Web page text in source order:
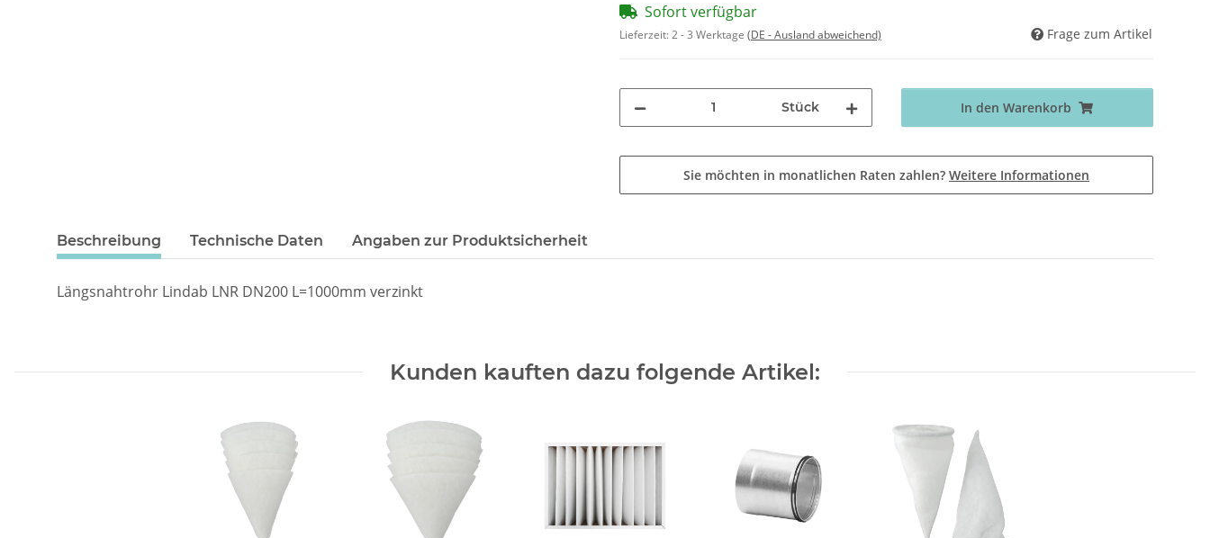
Sofort verfügbar
Lieferzeit:2 - 3 Werktage (DE - Ausland abweichend) Frage zum Artikel
Stück In den Warenkorb
Sie möchten in monatlichen Raten zahlen? Weitere Informationen
Beschreibung Technische Daten Angaben zur Produktsicherheit
Längsnahtrohr Lindab LNR DN200 L=1000mm verzinkt
Kunden kauften dazu folgende Artikel: